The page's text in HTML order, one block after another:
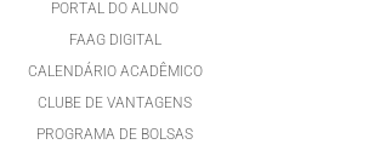
PORTAL DO ALUNO
FAAG DIGITAL
CALENDÁRIO ACADÊMICO
CLUBE DE VANTAGENS
PROGRAMA DE BOLSAS